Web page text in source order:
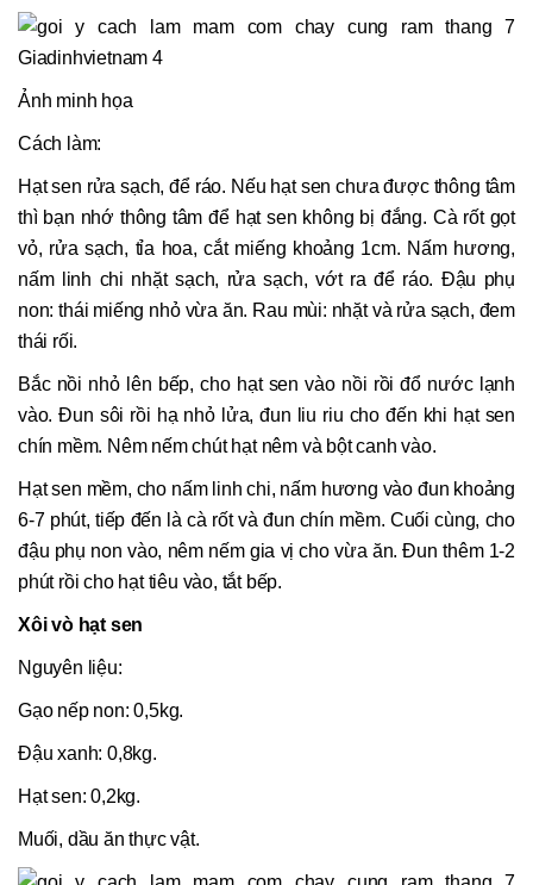
Ảnh minh họa
Cách làm:
Hạt sen rửa sạch, để ráo. Nếu hạt sen chưa được thông tâm
thì bạn nhớ thông tâm để hạt sen không bị đắng. Cà rốt gọt
vỏ, rửa sạch, tỉa hoa, cắt miếng khoảng 1cm. Nấm hương,
nấm linh chi nhặt sạch, rửa sạch, vớt ra để ráo. Đậu phụ
non: thái miếng nhỏ vừa ăn. Rau mùi: nhặt và rửa sạch, đem
thái rối.
Bắc nồi nhỏ lên bếp, cho hạt sen vào nồi rồi đổ nước lạnh
vào. Đun sôi rồi hạ nhỏ lửa, đun liu riu cho đến khi hạt sen
chín mềm. Nêm nếm chút hạt nêm và bột canh vào.
Hạt sen mềm, cho nấm linh chi, nấm hương vào đun khoảng
6-7 phút, tiếp đến là cà rốt và đun chín mềm. Cuối cùng, cho
đậu phụ non vào, nêm nếm gia vị cho vừa ăn. Đun thêm 1-2
phút rồi cho hạt tiêu vào, tắt bếp.
Xôi vò hạt sen
Nguyên liệu:
Gạo nếp non: 0,5kg.
Đậu xanh: 0,8kg.
Hạt sen: 0,2kg.
Muối, dầu ăn thực vật.